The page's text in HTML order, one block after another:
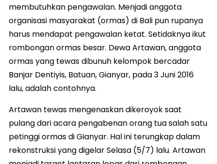
membutuhkan pengawalan. Menjadi anggota
organisasi masyarakat (ormas) di Bali pun rupanya
harus mendapat pengawalan ketat. Setidaknya ikut
rombongan ormas besar. Dewa Artawan, anggota
ormas yang tewas dibunuh kelompok bercadar
Banjar Dentiyis, Batuan, Gianyar, pada 3 Juni 2016
lalu, adalah contohnya.
Artawan tewas mengenaskan dikeroyok saat
pulang dari acara pengabenan orang tua salah satu
petinggi ormas di Gianyar. Hal ini terungkap dalam
rekonstruksi yang digelar Selasa (5/7) lalu. Artawan